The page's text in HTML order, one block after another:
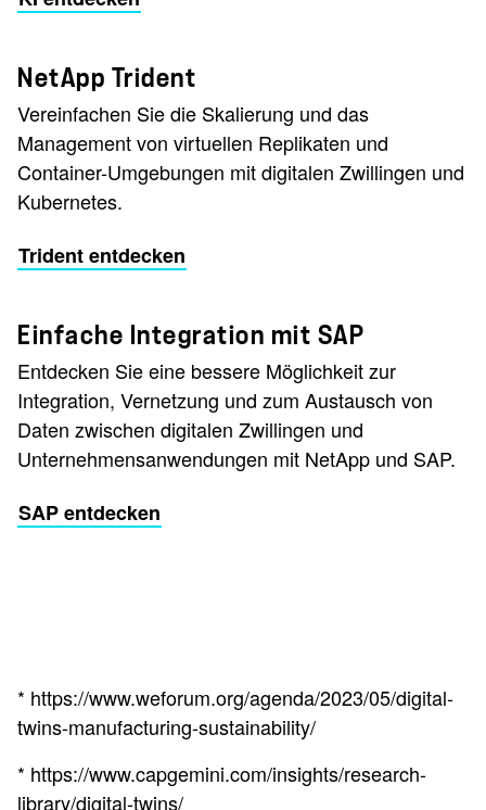
NetApp Trident
Vereinfachen Sie die Skalierung und das
Management von virtuellen Replikaten und
Container-Umgebungen mit digitalen Zwillingen und
Kubernetes.
Trident entdecken
Einfache Integration mit SAP
Entdecken Sie eine bessere Möglichkeit zur
Integration, Vernetzung und zum Austausch von
Daten zwischen digitalen Zwillingen und
Unternehmensanwendungen mit NetApp und SAP.
SAP entdecken
* https://www.weforum.org/agenda/2023/05/digital-
twins-manufacturing-sustainability/
* https://www.capgemini.com/insights/research-
library/digital-twins/